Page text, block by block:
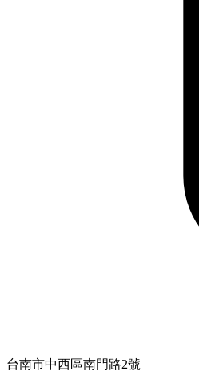
台南市中西區南門路2號